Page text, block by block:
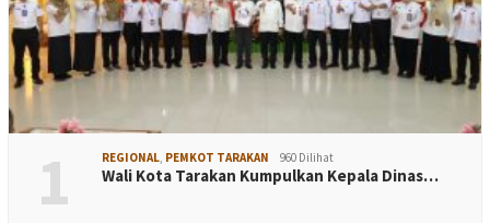
1 REGIONAL PEMKOT TARAKAN 960 Dilihat
Wali Kota Tarakan Kumpulkan Kepala Dinas…